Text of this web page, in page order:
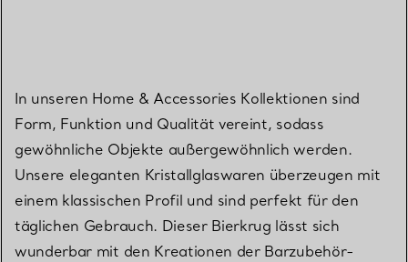
In unseren Home & Accessories Kollektionen sind
Form, Funktion und Qualität vereint, sodass
gewöhnliche Objekte außergewöhnlich werden.
Unsere eleganten Kristallglaswaren überzeugen mit
einem klassischen Profil und sind perfekt für den
täglichen Gebrauch. Dieser Bierkrug lässt sich
wunderbar mit den Kreationen der Barzubehör-